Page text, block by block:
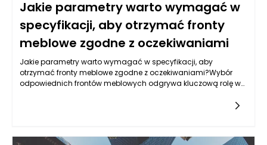
Jakie parametry warto wymagać w
specyfikacji, aby otrzymać fronty
meblowe zgodne z oczekiwaniami
Jakie parametry warto wymagać w specyfikacji, aby
otrzymać fronty meblowe zgodne z oczekiwaniami?Wybór
odpowiednich frontów meblowych odgrywa kluczową rolę w